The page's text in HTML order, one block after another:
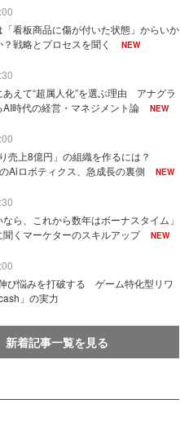
「看板商品に傷が付いた状態」からいか
戦略とプロセスを聞く
NEW
えて“超属人化”を選ぶ理由 アナグラ
AI時代の経営・マネジメント論
NEW
売上8億円」の組織を作るには？
Aiロボティクス、急成長の裏側
NEW
なら、これから数年はボーナスタイム」
聞くマーケターのスキルアップ
NEW
び悩みを打破する ゲーム特化型リワ
」の実力
新着記事一覧を見る